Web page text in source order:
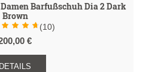
Barfußschuh Dia 2 Dark
Brown
(10)
€
DETAILS